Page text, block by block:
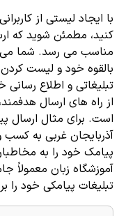
با ایجاد لیستی از
کنید، مطمئن شوید که
مناسب می‌ رسد. شما می
بالقوه خود و لیست
تبلیغاتی و اطلاع
از راه های ارسال
است. برای مثال
آذربایجان غربی به کسب
پیامک خود را به
آموزشگاه زبان معمولاً
تبلیغات پیامکی خود را